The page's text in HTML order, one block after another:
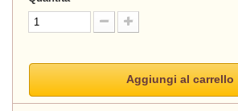
Aggiungi al carrello